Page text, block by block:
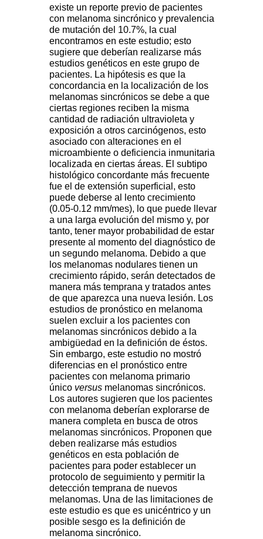
existe un reporte previo de pacientes
con melanoma sincrónico y prevalencia
de mutación del 10.7%, la cual
encontramos en este estudio; esto
sugiere que deberían realizarse más
estudios genéticos en este grupo de
pacientes. La hipótesis es que la
concordancia en la localización de los
melanomas sincrónicos se debe a que
ciertas regiones reciben la misma
cantidad de radiación ultravioleta y
exposición a otros carcinógenos, esto
asociado con alteraciones en el
microambiente o deficiencia inmunitaria
localizada en ciertas áreas. El subtipo
histológico concordante más frecuente
fue el de extensión superficial, esto
puede deberse al lento crecimiento
(0.05-0.12 mm/mes), lo que puede llevar
a una larga evolución del mismo y, por
tanto, tener mayor probabilidad de estar
presente al momento del diagnóstico de
un segundo melanoma. Debido a que
los melanomas nodulares tienen un
crecimiento rápido, serán detectados de
manera más temprana y tratados antes
de que aparezca una nueva lesión. Los
estudios de pronóstico en melanoma
suelen excluir a los pacientes con
melanomas sincrónicos debido a la
ambigüedad en la definición de éstos.
Sin embargo, este estudio no mostró
diferencias en el pronóstico entre
pacientes con melanoma primario
único versus melanomas sincrónicos.
Los autores sugieren que los pacientes
con melanoma deberían explorarse de
manera completa en busca de otros
melanomas sincrónicos. Proponen que
deben realizarse más estudios
genéticos en esta población de
pacientes para poder establecer un
protocolo de seguimiento y permitir la
detección temprana de nuevos
melanomas. Una de las limitaciones de
este estudio es que es unicéntrico y un
posible sesgo es la definición de
melanoma sincrónico.